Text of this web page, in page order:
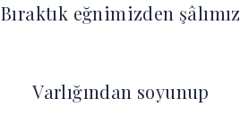
Bıraktık eğnimizden şâlımız
Varlığından soyunup